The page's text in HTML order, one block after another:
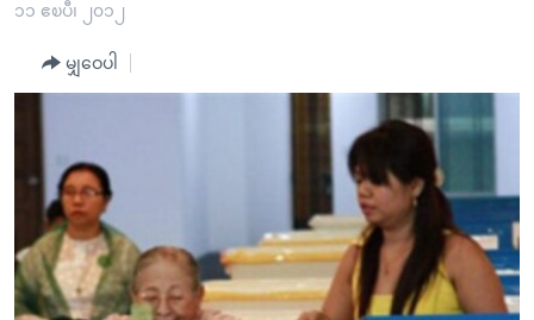
ပင်မ
ညွန်း
စာမျက်နှာ
အစ္စရေး-ပါလက်စတိုင်း
အင်္ဂလိပ်စာလေ့လာမယ်
မကြေးမုံရဲ့ အင်္ဂလိပ်စာ
ရုပ်ရှင်ထဲက အင်္ဂလိပ်စာ
သုတပဒေသာ အင်္ဂလိပ်စာ
ရေဒီယို
တီဗွီ
ရေဒီယိုနှင့်ရုပ်သံ အချက်အလက်များ
ရေဒီယို/တီဗွီအစီအစဉ်
Learning English
၁၁ ဧၿပီ၊ ၂၀၁၂
မျှဝေပါ